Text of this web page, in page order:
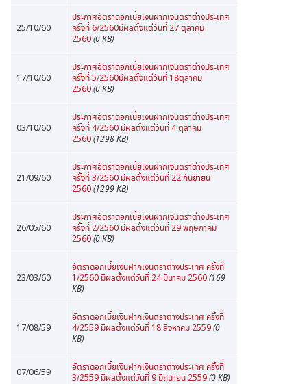
25/10/60
ประกาศอัตราดอกเบี้ยเงินฝากเงินตราต่างประเทศ
ครั้งที่ 6/2560มีผลตั้งแต่วันที่ 27 ตุลาคม
2560(0 KB)
17/10/60
ประกาศอัตราดอกเบี้ยเงินฝากเงินตราต่างประเทศ
ครั้งที่ 5/2560มีผลตั้งแต่วันที่ 18ตุลาคม
2560(0 KB)
03/10/60
ประกาศอัตราดอกเบี้ยเงินฝากเงินตราต่างประเทศ
ครั้งที่ 4/2560 มีผลตั้งแต่วันที่ 4 ตุลาคม
2560(1298 KB)
21/09/60
ประกาศอัตราดอกเบี้ยเงินฝากเงินตราต่างประเทศ
ครั้งที่ 3/2560 มีผลตั้งแต่วันที่ 22 กันยายน
2560(1299 KB)
26/05/60
ประกาศอัตราดอกเบี้ยเงินฝากเงินตราต่างประเทศ
ครั้งที่ 2/2560 มีผลตั้งแต่วันที่ 29 พฤษภาคม
2560(0 KB)
23/03/60
อัตราดอกเบี้ยเงินฝากเงินตราต่างประเทศ ครั้งที่
1/2560 มีผลตั้งแต่วันที่ 24 มีนาคม 2560(169
KB)
17/08/59
อัตราดอกเบี้ยเงินฝากเงินตราต่างประเทศ ครั้งที่
4/2559 มีผลตั้งแต่วันที่ 18 สิงหาคม 2559(0
KB)
07/06/59
อัตราดอกเบี้ยเงินฝากเงินตราต่างประเทศ ครั้งที่
3/2559 มีผลตั้งแต่วันที่ 9 มิถุนายน 2559(0 KB)